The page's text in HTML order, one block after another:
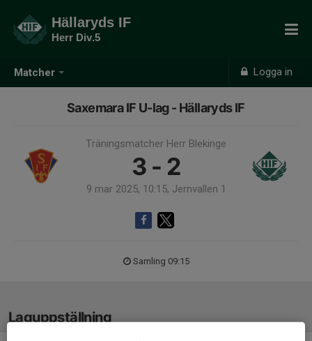
Matcher Logga in
Hällaryds IF
Herr Div.5
Saxemara IF U-lag - Hällaryds IF
Träningsmatcher Herr Blekinge
3 - 2
9 mar 2025, 10:15, Jernvallen 1
Samling 09:15
Laguppställning